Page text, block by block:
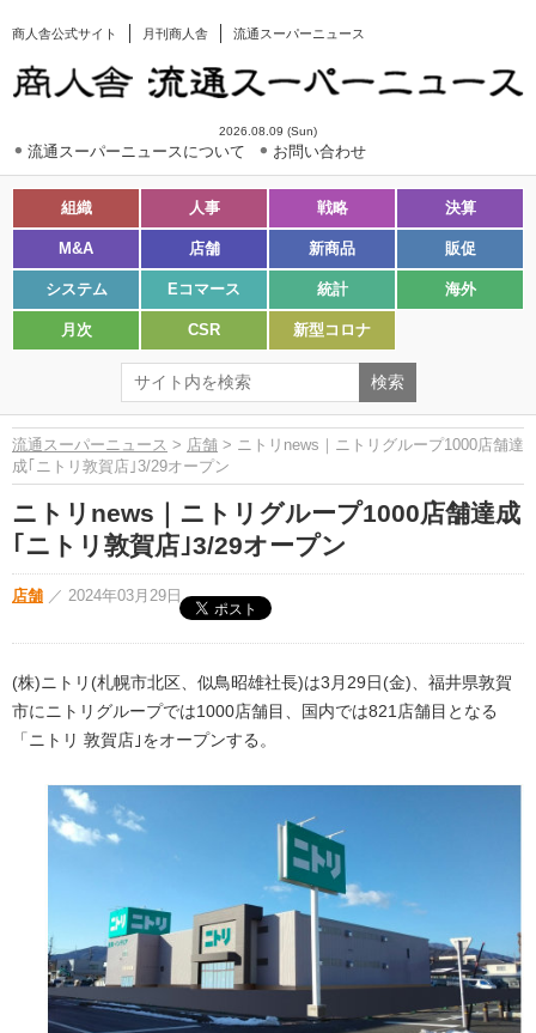
商人舎公式サイト 月刊商人舎 流通スーパーニュース
2026.08.09 (Sun)
流通スーパーニュースについて お問い合わせ
組織 人事 戦略 決算
M&A 店舗 新商品 販促
システム Eコマース 統計 海外
月次 CSR 新型コロナ
流通スーパーニュース > 店舗 > ニトリnews｜ニトリグループ1000店舗達
成｢ニトリ敦賀店｣3/29オープン
ニトリnews｜ニトリグループ1000店舗達成
｢ニトリ敦賀店｣3/29オープン
店舗 ／ 2024年03月29日
(株)ニトリ(札幌市北区、似鳥昭雄社長)は3月29日(金)、福井県敦賀
市にニトリグループでは1000店舗目、国内では821店舗⽬となる
「ニトリ 敦賀店｣をオープンする。